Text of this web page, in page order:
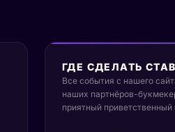
ГДЕ СДЕЛАТЬ
Все события с нашего
наших партнёров-
приятный приветственный